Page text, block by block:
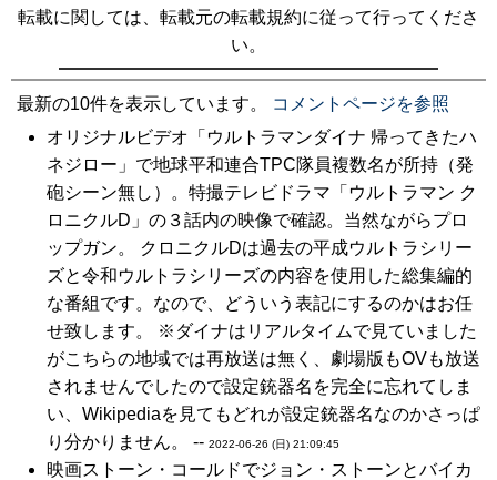
転載に関しては、転載元の転載規約に従って行ってくださ
い。
最新の10件を表示しています。
コメントページを参照
オリジナルビデオ「ウルトラマンダイナ 帰ってきたハ
ネジロー」で地球平和連合TPC隊員複数名が所持（発
砲シーン無し）。特撮テレビドラマ「ウルトラマン ク
ロニクルD」の３話内の映像で確認。当然ながらプロ
ップガン。 クロニクルDは過去の平成ウルトラシリー
ズと令和ウルトラシリーズの内容を使用した総集編的
な番組です。なので、どういう表記にするのかはお任
せ致します。 ※ダイナはリアルタイムで見ていました
がこちらの地域では再放送は無く、劇場版もOVも放送
されませんでしたので設定銃器名を完全に忘れてしま
い、Wikipediaを見てもどれが設定銃器名なのかさっぱ
り分かりません。 -- 2022-06-26 (日) 21:09:45
映画ストーン・コールドでジョン・ストーンとバイカ